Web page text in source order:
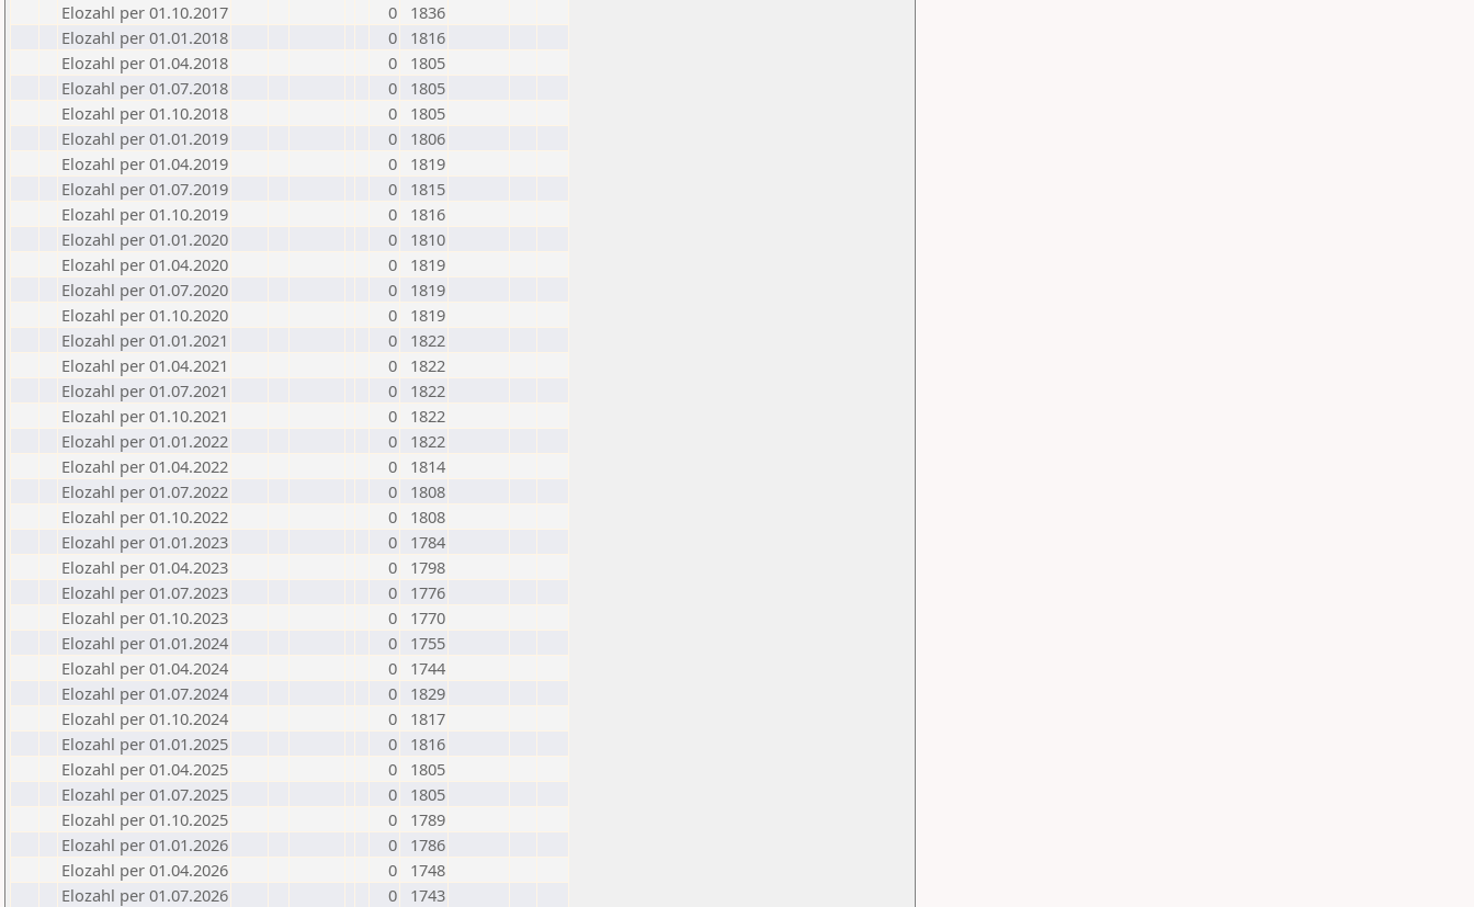
Elozahl per 01.10.2017
0
1836
Elozahl per 01.01.2018
0
1816
Elozahl per 01.04.2018
0
1805
Elozahl per 01.07.2018
0
1805
Elozahl per 01.10.2018
0
1805
Elozahl per 01.01.2019
0
1806
Elozahl per 01.04.2019
0
1819
Elozahl per 01.07.2019
0
1815
Elozahl per 01.10.2019
0
1816
Elozahl per 01.01.2020
0
1810
Elozahl per 01.04.2020
0
1819
Elozahl per 01.07.2020
0
1819
Elozahl per 01.10.2020
0
1819
Elozahl per 01.01.2021
0
1822
Elozahl per 01.04.2021
0
1822
Elozahl per 01.07.2021
0
1822
Elozahl per 01.10.2021
0
1822
Elozahl per 01.01.2022
0
1822
Elozahl per 01.04.2022
0
1814
Elozahl per 01.07.2022
0
1808
Elozahl per 01.10.2022
0
1808
Elozahl per 01.01.2023
0
1784
Elozahl per 01.04.2023
0
1798
Elozahl per 01.07.2023
0
1776
Elozahl per 01.10.2023
0
1770
Elozahl per 01.01.2024
0
1755
Elozahl per 01.04.2024
0
1744
Elozahl per 01.07.2024
0
1829
Elozahl per 01.10.2024
0
1817
Elozahl per 01.01.2025
0
1816
Elozahl per 01.04.2025
0
1805
Elozahl per 01.07.2025
0
1805
Elozahl per 01.10.2025
0
1789
Elozahl per 01.01.2026
0
1786
Elozahl per 01.04.2026
0
1748
Elozahl per 01.07.2026
0 1743